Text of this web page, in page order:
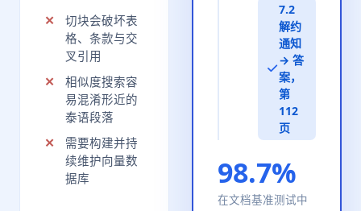
切块会破坏表
格、条款与交
叉引用
相似度搜索容
易混淆形近的
泰语段落
需要构建并持
续维护向量数
据库
7.2
解约
通知
→ 答
案，
第
112
页
98.7%
在文档基准测试中